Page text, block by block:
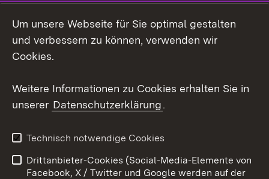
Social Wall
Youtube
Kontakt
Datenschutz
Barrierefreiheit
Impressum Cookies
Um unsere Webseite für Sie optimal gestalten
und verbessern zu können, verwenden wir
Cookies.
Weitere Informationen zu Cookies erhalten Sie in
unserer Datenschutzerklärung.
Technisch notwendige Cookies
Drittanbieter-Cookies (Social-Media-Elemente von
Facebook, X / Twitter und Google werden auf der